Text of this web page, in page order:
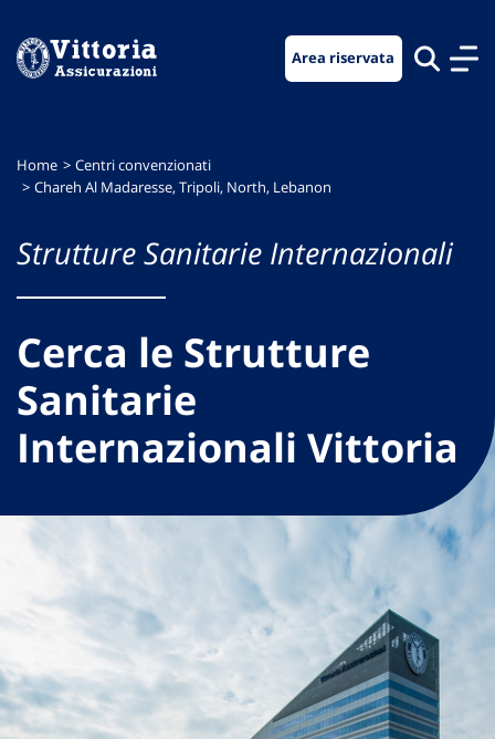
menu
contenuto
footer
Area riservata
Home
Centri convenzionati
Chareh Al Madaresse, Tripoli, North, Lebanon
Strutture Sanitarie Internazionali
Cerca le Strutture
Sanitarie
Internazionali Vittoria